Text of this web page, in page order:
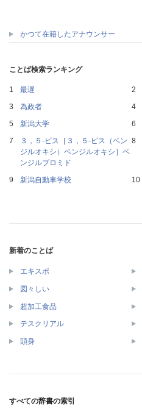
かつて在籍したアナウンサー
ことば検索ランキング
最遅
為政者
新潟大学
３，５‐ビス［３，５‐ビス（ベン
ジルオキシ）ベンジルオキシ］ベ
ンジルブロミド
新潟自動車学校
新着のことば
エキスポ
図々しい
超加工食品
テスクリアル
頭身
すべての辞書の索引